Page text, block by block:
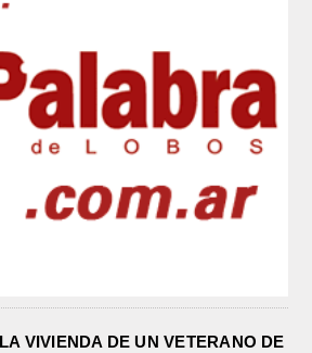
VIVIENDA DE UN VETERANO DE